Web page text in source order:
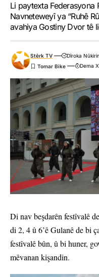
Li paytexta Federasyona
Navneteweyî ya “Ruhê
avahiya Gostiny Dvor tê
Stêrk TV
Dîroka
Dema
Di nav beşdarên festîvalê
di 2, 4 û 6’ê Gulanê de bi
festîvalê bûn, û bi huner,
mêvanan kişandin.